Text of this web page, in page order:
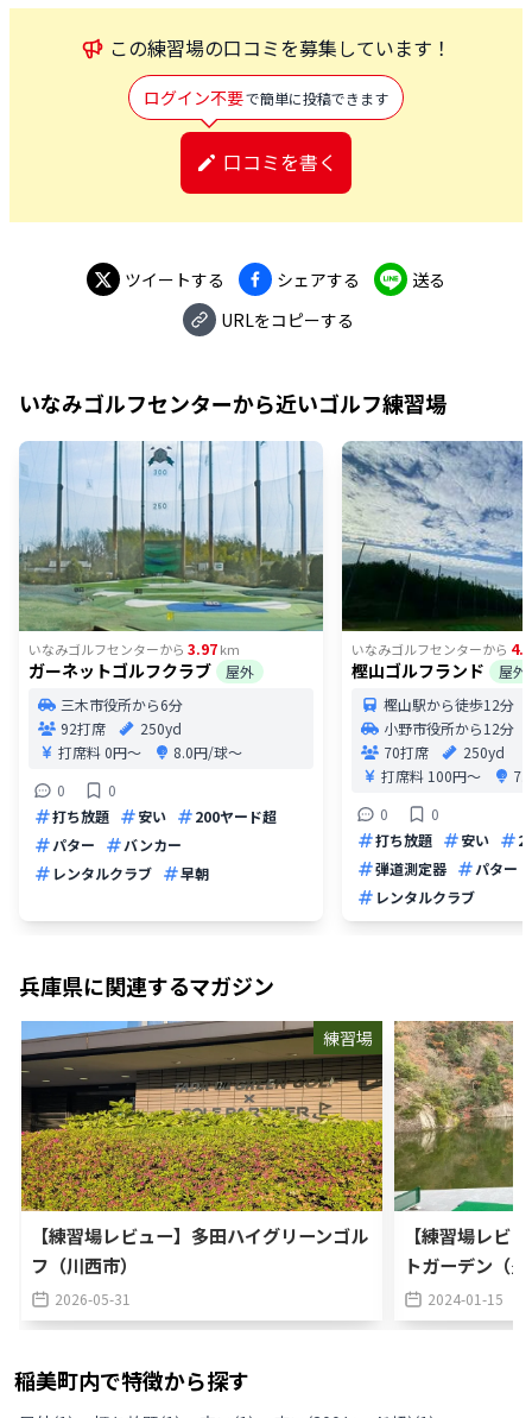
この練習場の口コミを募集しています！
ログイン不要で簡単に投稿できます
口コミを書く
ツイートする シェアする
送る
URLをコピーする
いなみゴルフセンターから近いゴルフ練習場
いなみゴルフセンターから 3.97km
ガーネットゴルフクラブ
屋外
三木市役所から6分
92打席
250yd
打席料0円〜
8.0円/球〜
0
0
打ち放題
安い
200ヤード超
パター
バンカー
レンタルクラブ
早朝
いなみゴルフセンターから
樫山ゴルフランド
屋外
樫山駅から徒歩12分
小野市役所から12分
70打席
250yd
打席料 100円〜
0
0
打ち放題
安い
弾道測定器
パター
レンタルクラブ
兵庫県に関連するマガジン
練習場
【練習場レビュー】多田ハイグリーンゴル
フ（川西市）
2026-05-31
【練習場レビ
トガーデン（
2024-01-15
稲美町内で特徴から探す